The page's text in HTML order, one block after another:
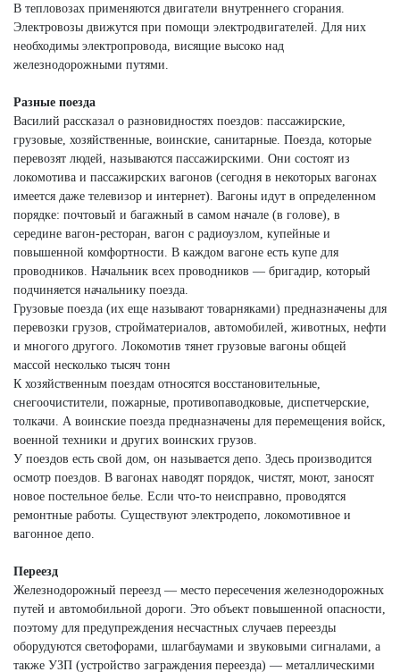
В тепловозах применяются двигатели внутреннего сгорания.
Электровозы движутся при помощи электродвигателей. Для них
необходимы электропровода, висящие высоко над
железнодорожными путями.
Разные поезда
Василий рассказал о разновидностях поездов: пассажирские,
грузовые, хозяйственные, воинские, санитарные. Поезда, которые
перевозят людей, называются пассажирскими. Они состоят из
локомотива и пассажирских вагонов (сегодня в некоторых вагонах
имеется даже телевизор и интернет). Вагоны идут в определенном
порядке: почтовый и багажный в самом начале (в голове), в
середине вагон-ресторан, вагон с радиоузлом, купейные и
повышенной комфортности. В каждом вагоне есть купе для
проводников. Начальник всех проводников — бригадир, который
подчиняется начальнику поезда.
Грузовые поезда (их еще называют товарняками) предназначены для
перевозки грузов, стройматериалов, автомобилей, животных, нефти
и многого другого. Локомотив тянет грузовые вагоны общей
массой несколько тысяч тонн
К хозяйственным поездам относятся восстановительные,
снегоочистители, пожарные, противопаводковые, диспетчерские,
толкачи. А воинские поезда предназначены для перемещения войск,
военной техники и других воинских грузов.
У поездов есть свой дом, он называется депо. Здесь производится
осмотр поездов. В вагонах наводят порядок, чистят, моют, заносят
новое постельное белье. Если что-то неисправно, проводятся
ремонтные работы. Существуют электродепо, локомотивное и
вагонное депо.
Переезд
Железнодорожный переезд — место пересечения железнодорожных
путей и автомобильной дороги. Это объект повышенной опасности,
поэтому для предупреждения несчастных случаев переезды
оборудуются светофорами, шлагбаумами и звуковыми сигналами, а
также УЗП (устройство заграждения переезда) — металлическими